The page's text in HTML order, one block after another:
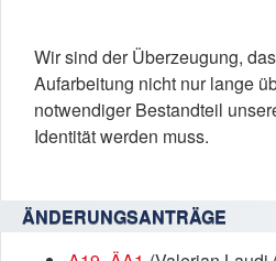
Wir sind der Überzeugung,
Aufarbeitung nicht nur lange
notwendiger Bestandteil
Identität werden muss.
ÄNDERUNGSANTRÄGE